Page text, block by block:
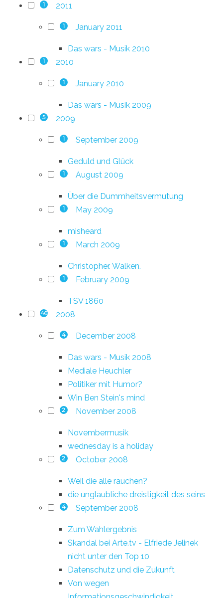
1 2011
1 January 2011
Das wars - Musik 2010
1 2010
1 January 2010
Das wars - Musik 2009
5 2009
1 September 2009
Geduld und Glück
1 August 2009
Über die Dummheitsvermutung
1 May 2009
misheard
1 March 2009
Christopher. Walken.
1 February 2009
TSV 1860
46 2008
4 December 2008
Das wars - Musik 2008
Mediale Heuchler
Politiker mit Humor?
Win Ben Stein's mind
2 November 2008
Novembermusik
wednesday is a holiday
2 October 2008
Weil die alle rauchen?
die unglaubliche dreistigkeit des seins
4 September 2008
Zum Wahlergebnis
Skandal bei Arte.tv - Elfriede Jelinek
nicht unter den Top 10
Datenschutz und die Zukunft
Von wegen